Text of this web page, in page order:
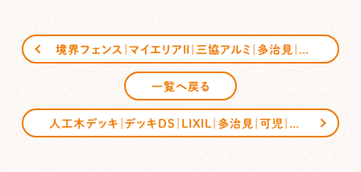
一覧へ戻る